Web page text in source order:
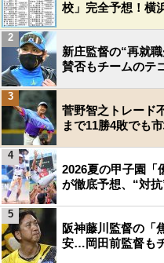
校」完全予想！横
新庄監督の“再就
賛否もチームのテ
2
菅野智之トレード
まで11勝4敗でも
3
2026夏の甲子園「
が徹底予想、“対
4
阪神藤川監督の「
安…岡田前監督も
5